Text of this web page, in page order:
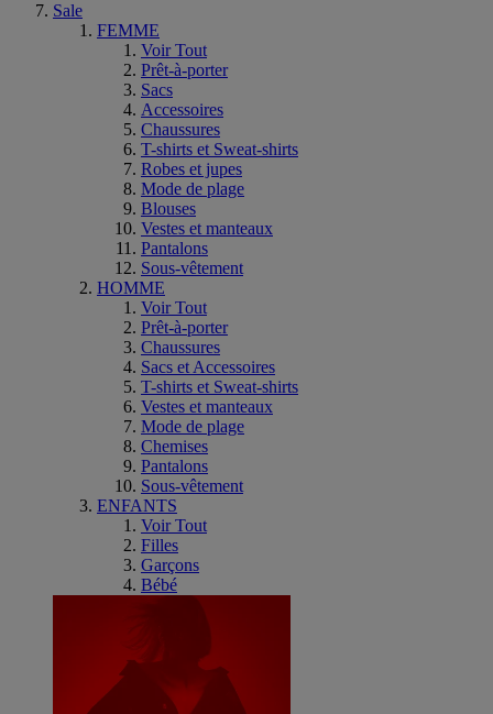
Sale
FEMME
Voir Tout
Prêt-à-porter
Sacs
Accessoires
Chaussures
T-shirts et Sweat-shirts
Robes et jupes
Mode de plage
Blouses
Vestes et manteaux
Pantalons
Sous-vêtement
HOMME
Voir Tout
Prêt-à-porter
Chaussures
Sacs et Accessoires
T-shirts et Sweat-shirts
Vestes et manteaux
Mode de plage
Chemises
Pantalons
Sous-vêtement
ENFANTS
Voir Tout
Filles
Garçons
Bébé